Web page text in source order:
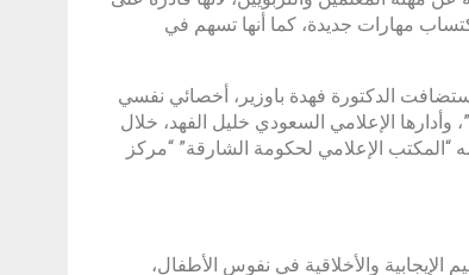
مهارات جديدة، كما أنها تسهم في
الدكتورة فهدة باوزير، أخصائي نفسي
الإعلامي السعودي خليل الفهد، خلال
الذي نظمه “المكتب الإعلامي لحكومة الشارقة” “مركز
والأخلاقية في نفوس الأطفال،